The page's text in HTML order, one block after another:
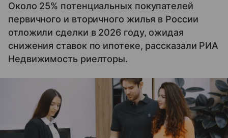
Около 25% потенциальных покупателей
первичного и вторичного жилья в России
отложили сделки в 2026 году, ожидая
снижения ставок по ипотеке, рассказали РИА
Недвижимость риелторы.